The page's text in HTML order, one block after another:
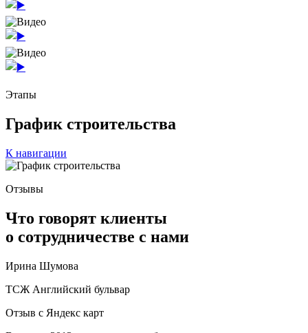
Этапы
График строительства
К навигации
Отзывы
Что говорят клиенты
о сотрудничестве с нами
Ирина Шумова
ТСЖ Английский бульвар
Отзыв с Яндекс карт